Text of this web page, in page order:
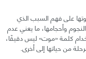
على فهم السبب الذي
النجوم وأحجامها، ما يعني عدم
كلمة «موت» ليس دقيقًا،
من حياتها إلى أخرى.